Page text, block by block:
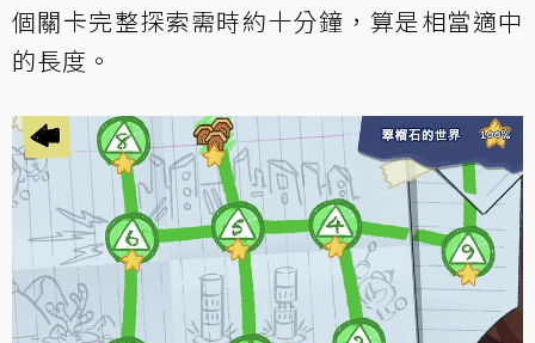
個關卡完整探索需時約十分鐘，算是相當適中
的長度。